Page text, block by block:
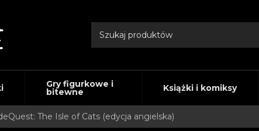
Gry figurkowe i
bitewne Książki i komiksy
The Isle of Cats (edycja angielska)